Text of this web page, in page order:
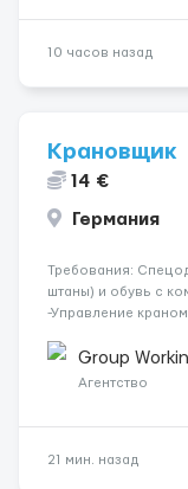
10 часов назад
Крановщик
14 €
Германия
Требования:
штаны) и обувь с
-Управление
инструкций по
типами кранов (моб...
Group
Агентство
21 мин. назад